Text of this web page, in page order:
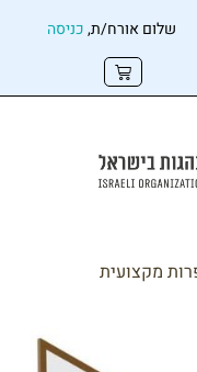
שלום אורח/ת,כניסה
מקצועית